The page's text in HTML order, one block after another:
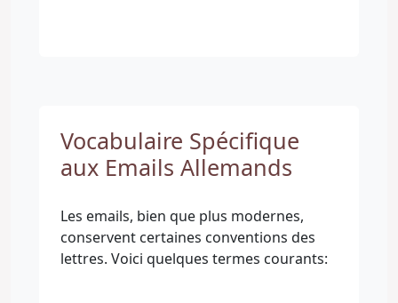
Vocabulaire Spécifique
aux Emails Allemands
Les emails, bien que plus modernes,
conservent certaines conventions des
lettres. Voici quelques termes courants: